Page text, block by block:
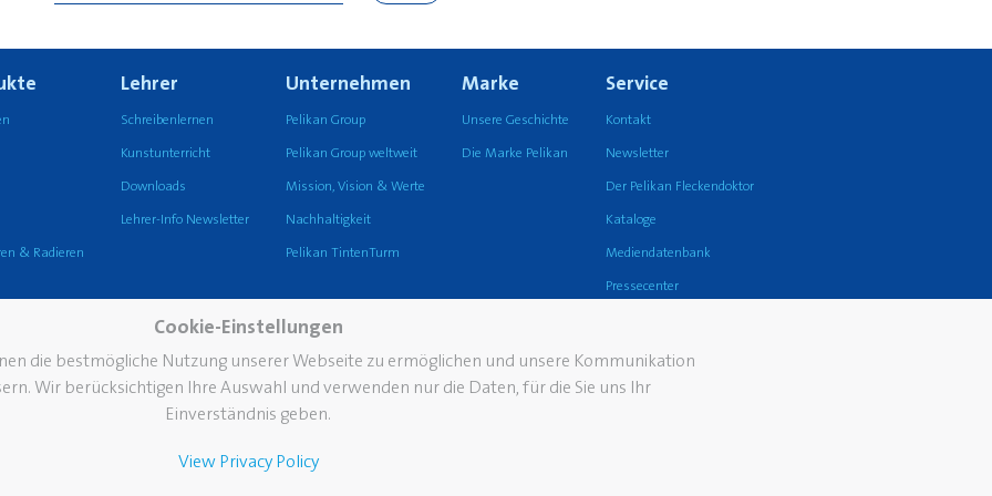
& Radieren
Lehrer
Schreibenlernen
Kunstunterricht
Downloads
Lehrer-Info Newsletter
Unternehmen
Pelikan Group
Pelikan Group weltweit
Mission, Vision & Werte
Nachhaltigkeit
Pelikan TintenTurm
Marke
Unsere Geschichte
Die Marke Pelikan
Service
Kontakt
Newsletter
Der Pelikan Fleckendoktor
Kataloge
Mediendatenbank
Pressecenter
Cookie-Einstellungen
die bestmögliche Nutzung unserer Webseite zu ermöglichen und unsere Kommunikation
Wir berücksichtigen Ihre Auswahl und verwenden nur die Daten, für die Sie uns Ihr
Einverständnis geben.
View Privacy Policy